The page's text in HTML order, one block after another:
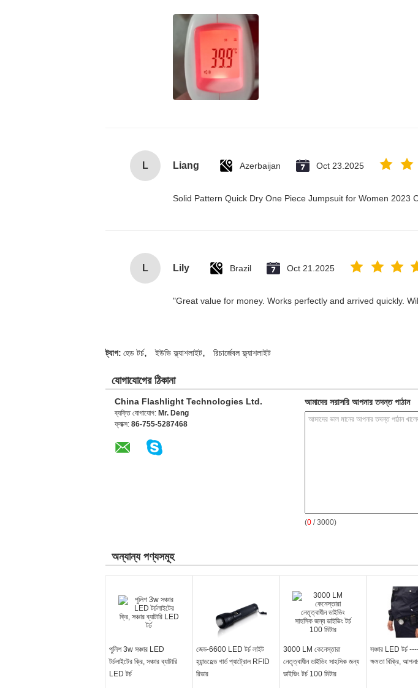
L Liang Azerbaijan Oct 23.2025
Solid Pattern Quick Dry One Piece Jumpsuit for Women 2023
L Lily Brazil Oct 21.2025
"Great value for money. Works perfectly and arrived quickly.
ট্যাগ: হেড টর্চ, ইউভি ফ্ল্যাশলাইট, রিচার্জেবল ফ্ল্যাশলাইট
যোগাযোগের ঠিকানা
China Flashlight Technologies Ltd.
ব্যক্তি যোগাযোগ: Mr. Deng
ফ্যাক্স: 86-755-5287468
আমাদের সরাসরি আপনার তদন্ত পাঠান
(0 / 3000)
অন্যান্য পণ্যসমূহ
পুলিশ 3w সঞ্চার LED
টর্চলাইটের ক্রি, সঞ্চার ব্যাটারি
LED টর্চ
জেড-6600 LED টর্চ লাইট
হ্যান্ডহেল্ড গার্ড প্যাট্রোল RFID
রিডার
3000 LM কেনেস্তারা
নেতৃত্বাধীন ডাইভিং সাহসিক জন্য
ডাইভিং টর্চ 100 মিটার
সঞ্চার LED টর্চ
ক্ষমতা বিক্রি,